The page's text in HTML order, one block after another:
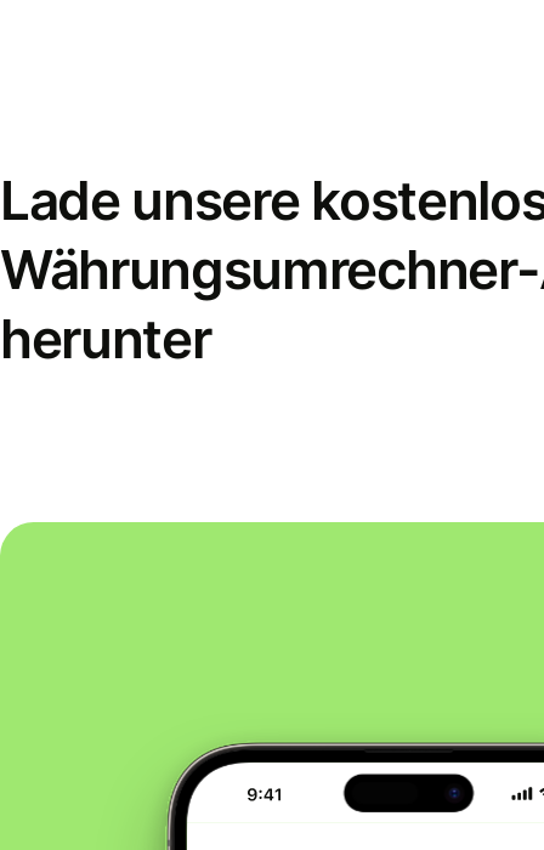
Lade unsere
herunter